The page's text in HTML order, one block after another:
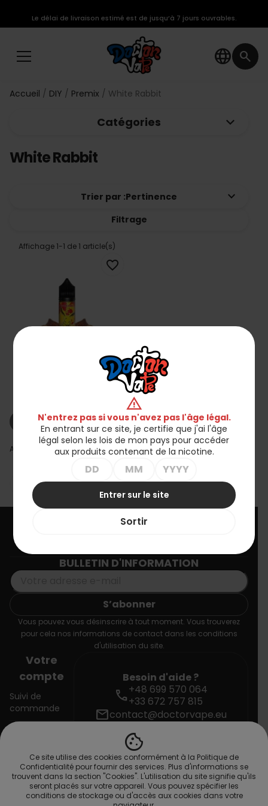
language search
Le délai de livraison estimé est de jusqu’à 7 jours ouvrables.
Accueil DIY Premix White Rabbit
Catégories keyboard_arrow_down
White Rabbit
Trier par :Pertinence keyboard_arrow_down
Filtrage
Affichage 1-1 de 1 article(s)
Premix White Rabbit
Rupture de stock
favorite_border
Affichage 1-1 de 1 article(s)
Retour en haut
cookie
Ce site utilise des cookies conformément à la Politique de
Confidentialité pour fournir des services. Plus d'informations se
trouvent dans la section "Cookies". L'utilisation du site signifie qu'ils
seront placés sur votre appareil. Vous pouvez spécifier les
conditions de stockage ou d'accès aux cookies dans votre
Informations
BULLETIN D'INFORMATION
Vous pouvez vous désinscrire à tout moment. Vous trouverez
pour cela nos informations de contact dans les conditions
d'utilisation du site.
Votre
compte
Suivi de
commande
Créez votre
compte
Besoin d'aide ?
call+48 699 570 064
+33 672 757 815
mailcontact@doctorvape.eu
warning
N'entrez pas si vous n'avez pas l'âge légal.
En entrant sur ce site, je certifie que j'ai l'âge
légal selon les lois de mon pays pour accéder
aux produits contenant de la nicotine.
Entrer sur le site
Sortir